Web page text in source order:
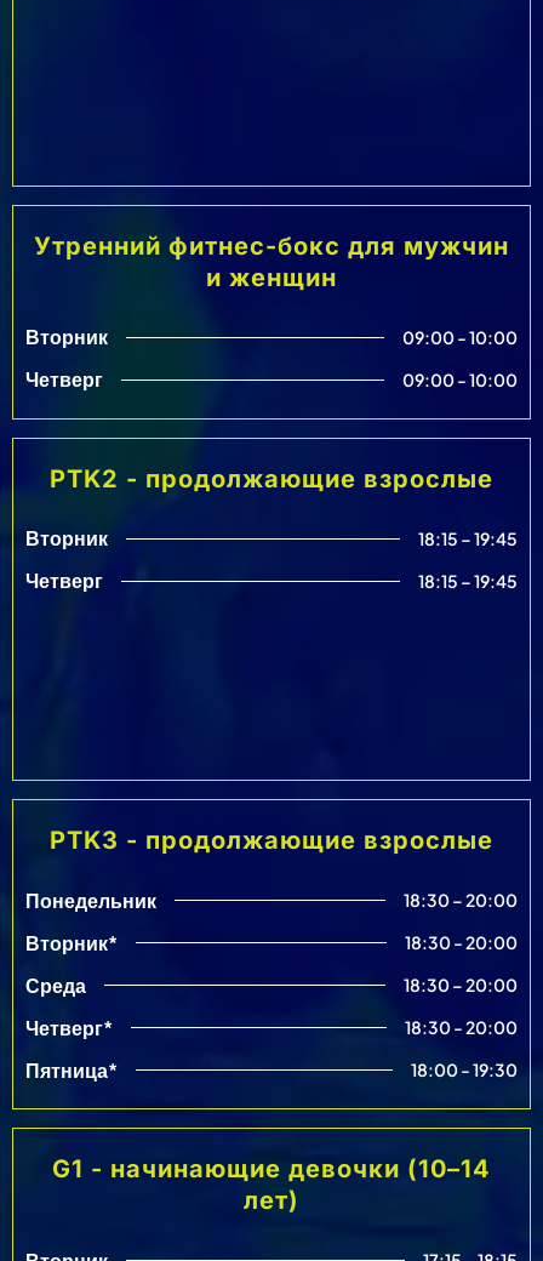
Утренний фитнес-бокс для мужчин
и женщин
Вторник 09:00 - 10:00
Четверг 09:00 - 10:00
PTK2 - продолжающие взрослые
Вторник 18:15 – 19:45
Четверг 18:15 – 19:45
PTK3 - продолжающие взрослые
Понедельник 18:30 – 20:00
Вторник* 18:30 - 20:00
Среда 18:30 – 20:00
Четверг* 18:30 - 20:00
Пятница* 18:00 - 19:30
G1 - начинающие девочки (10–14
лет)